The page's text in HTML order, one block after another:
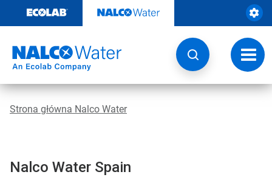
zawartości
Strona główna Nalco Water
Nalco Water Spain